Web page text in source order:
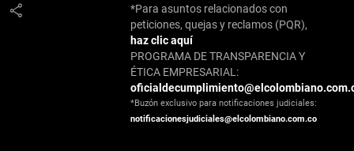
share
*Para asuntos relacionados con
peticiones, quejas y reclamos (PQR),
haz clic aquí
PROGRAMA DE TRANSPARENCIA Y
ÉTICA EMPRESARIAL:
*Buzón exclusivo para notificaciones judiciales:
notificacionesjudiciales@elcolombiano.com.co